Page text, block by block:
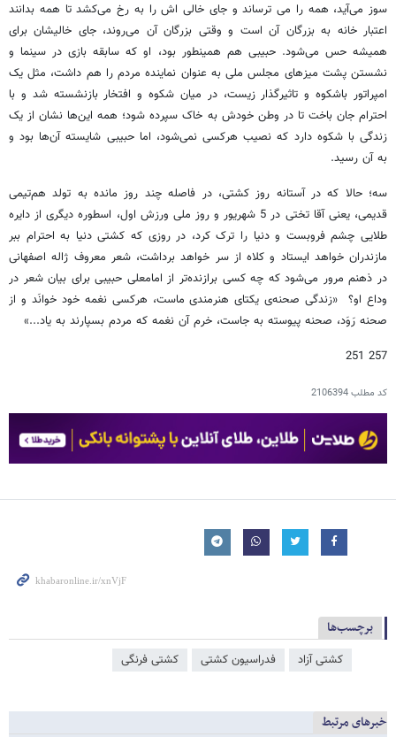
سوز می‌آید، همه را می ترساند و جای خالی اش را به رخ می‌کشد تا همه بدانند
اعتبار خانه به بزرگان آن است و وقتی بزرگان آن می‌روند، جای خالیشان برای
همیشه حس می‌شود. حبیبی هم همینطور بود، او که سابقه بازی در سینما و
نشستن پشت میزهای مجلس ملی به عنوان نماینده مردم را هم داشت، مثل یک
امپراتور باشکوه و تاثیرگذار زیست، در میان شکوه و افتخار بازنشسته شد و با
احترام جان باخت تا در وطن خودش به خاک سپرده شود؛ همه این‌ها نشان از یک
زندگی با شکوه دارد که نصیب هرکسی نمی‌شود، اما حبیبی شایسته آن‌ها بود و
به آن رسید.
سه؛ حالا که در آستانه روز کشتی، در فاصله چند روز مانده به تولد هم‌تیمی
قدیمی، یعنی آقا تختی در 5 شهریور و روز ملی ورزش اول، اسطوره دیگری از دایره
طلایی چشم فروبست و دنیا را ترک کرد، در روزی که کشتی دنیا به احترام ببر
مازندران خواهد ایستاد و کلاه از سر خواهد برداشت، شعر معروف ژاله اصفهانی
در ذهنم مرور می‌شود که چه کسی برازنده‌تر از امامعلی حبیبی برای بیان شعر در
وداع او؟ «زندگی صحنه‌ی یکتای هنرمندی ماست، هرکسی نغمه خود خوانَد و از
صحنه رَوَد، صحنه پیوسته به جاست، خرم آن نغمه که مردم بسپارند به یاد...»
257 251
کد مطلب2106394
برچسب‌ها
کشتی آزاد فدراسیون کشتی کشتی فرنگی
خبرهای مرتبط